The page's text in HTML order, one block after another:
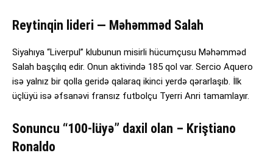
Reytinqin lideri — Məhəmməd Salah
Siyahıya “Liverpul” klubunun misirli hücumçusu Məhəmməd
Salah başçılıq edir. Onun aktivində 185 qol var. Sercio Aquero
isə yalnız bir qolla geridə qalaraq ikinci yerdə qərarlaşıb. İlk
üçlüyü isə əfsanəvi fransız futbolçu Tyerri Anri tamamlayır.
Sonuncu “100-lüyə” daxil olan – Kriştiano
Ronaldo